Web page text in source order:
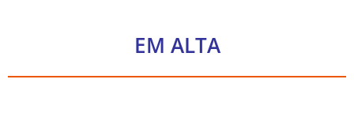
EM ALTA